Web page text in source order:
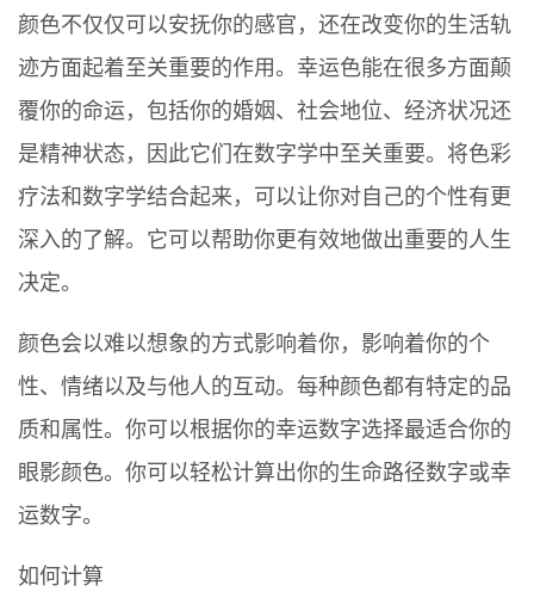
颜色不仅仅可以安抚你的感官，还在改变你的生活轨
迹方面起着至关重要的作用。幸运色能在很多方面颠
覆你的命运，包括你的婚姻、社会地位、经济状况还
是精神状态，因此它们在数字学中至关重要。将色彩
疗法和数字学结合起来，可以让你对自己的个性有更
深入的了解。它可以帮助你更有效地做出重要的人生
决定。
颜色会以难以想象的方式影响着你，影响着你的个
性、情绪以及与他人的互动。每种颜色都有特定的品
质和属性。你可以根据你的幸运数字选择最适合你的
眼影颜色。你可以轻松计算出你的生命路径数字或幸
运数字。
如何计算